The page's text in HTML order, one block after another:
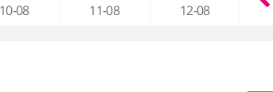
10-08 11-08 12-08